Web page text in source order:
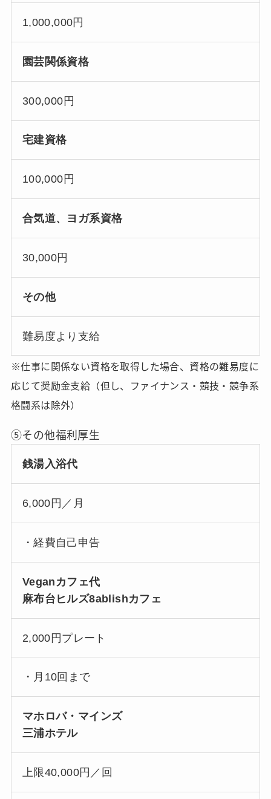
1,000,000円
園芸関係資格
300,000円
宅建資格
100,000円
合気道、ヨガ系資格
30,000円
その他
難易度より支給
※仕事に関係ない資格を取得した場合、資格の難易度に
応じて奨励金支給（但し、ファイナンス・競技・競争系
格闘系は除外）
⑤その他福利厚生
銭湯入浴代
6,000円／月
・経費自己申告
Veganカフェ代
麻布台ヒルズ8ablishカフェ
2,000円プレート
・月10回まで
マホロバ・マインズ
三浦ホテル
上限40,000円／回